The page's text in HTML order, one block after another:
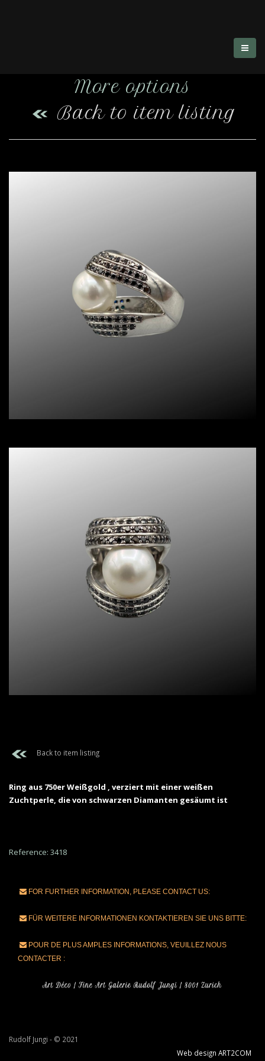
More options
Back to item listing
Back to item listing
Ring aus 750er Weißgold , verziert mit einer weißen
Zuchtperle, die von schwarzen Diamanten gesäumt ist
Reference: 3418
FOR FURTHER INFORMATION, PLEASE CONTACT US:
FÜR WEITERE INFORMATIONEN KONTAKTIEREN SIE UNS BITTE:
POUR DE PLUS AMPLES INFORMATIONS, VEUILLEZ NOUS
CONTACTER :
Rudolf Jungi - © 2021
Web design ART2COM